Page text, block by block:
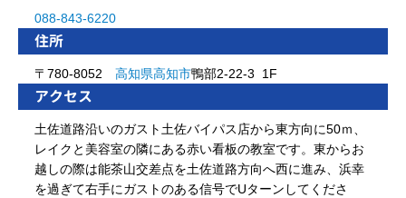
088-843-6220
住所
〒780-8052 高知県高知市鴨部2-22-3 1F
アクセス
土佐道路沿いのガスト土佐バイパス店から東方向に50ｍ、
レイクと美容室の隣にある赤い看板の教室です。東からお
越しの際は能茶山交差点を土佐道路方向へ西に進み、浜幸
を過ぎて右手にガストのある信号でUターンしてくださ